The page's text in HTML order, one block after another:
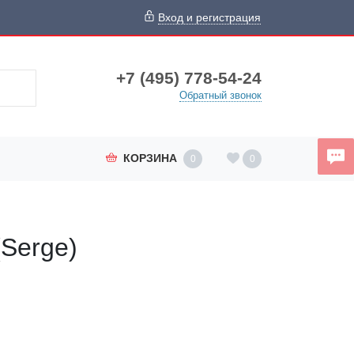
Вход и регистрация
+7 (495) 778-54-24
Обратный звонок
КОРЗИНА 0 0